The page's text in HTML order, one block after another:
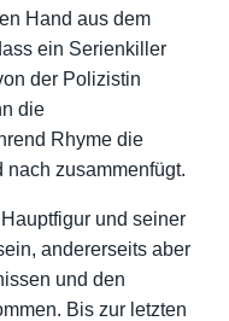
Hand aus dem
ein Serienkiller
der Polizistin
die
Rhyme die
zusammenfügt.
und seiner
andererseits aber
und den
Bis zur letzten